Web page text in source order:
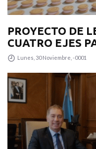
PROYECTO DE
CUATRO EJES
DESARROLLO
Lunes, 30 Noviembre, -0001